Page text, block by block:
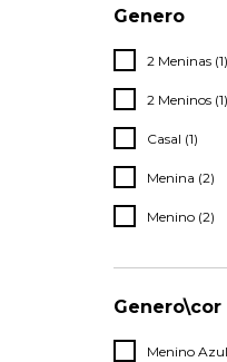
Genero
2 Meninas (1)
2 Meninos (1)
Casal (1)
Menina (2)
Menino (2)
Genero\cor
Menino